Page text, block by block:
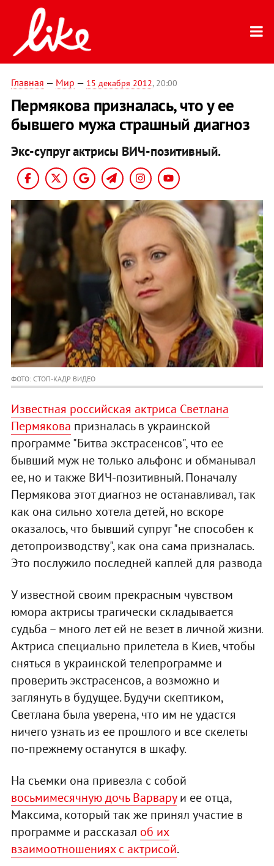
Главная — Мир — 15 декабря 2012, 20:00
Пермякова призналась, что у ее
бывшего мужа страшный диагноз
Экс-супруг актрисы ВИЧ-позитивный.
ФОТО: СТОП-КАДР ВИДЕО
Известная российская актриса Светлана
Пермякова призналась в украинской
программе "Битва экстрасенсов", что ее
бывший муж не только альфонс и обманывал
ее, но и также ВИЧ-позитивный. Поначалу
Пермякова этот диагноз не останавливал, так
как она сильно хотела детей, но вскоре
оказалось, что бывший супруг "не способен к
детопроизводству", как она сама призналась.
Это послужило последней каплей для развода
У известной своим прекрасным чувством
юмора актрисы трагически складывается
судьба – много лет ей не везет в личной жизни.
Актриса специально прилетела в Киев, чтобы
сняться в украинской телепрограмме и
проверить экстрасенсов, а возможно и
заглянуть в будущее. Будучи скептиком,
Светлана была уверена, что им не удастся
ничего узнать из ее прошлого и все скелеты
по-прежнему останутся в шкафу.
На съемки она привезла с собой
восьмимесячную дочь Варваруи ее отца,
Максима, который так же принял участие в
программе и рассказал об их
взаимоотношениях с актрисой.